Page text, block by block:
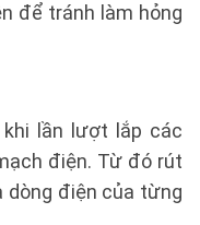
để tránh làm hỏng
lần lượt lắp các
điện. Từ đó rút
dòng điện của từng